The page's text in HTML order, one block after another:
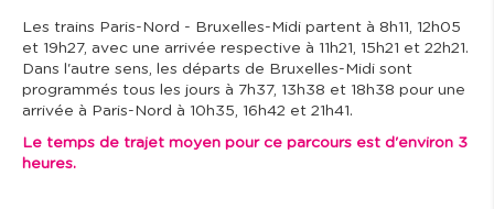
Les trains Paris-Nord - Bruxelles-Midi partent à 8h11, 12h05
et 19h27, avec une arrivée respective à 11h21, 15h21 et 22h21.
Dans l'autre sens, les départs de Bruxelles-Midi sont
programmés tous les jours à 7h37, 13h38 et 18h38 pour une
arrivée à Paris-Nord à 10h35, 16h42 et 21h41.
Le temps de trajet moyen pour ce parcours est d'environ 3
heures.